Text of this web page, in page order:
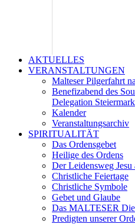
AKTUELLES
VERANSTALTUNGEN
Malteser Pilgerfahrt
Benefizabend des
Delegation Steiermark
Kalender
Veranstaltungsarchiv
SPIRITUALITÄT
Das Ordensgebet
Heilige des Ordens
Der Leidensweg
Christliche Feiertage
Christliche Symbole
Gebet und Glaube
Das MALTESER
Predigten unserer